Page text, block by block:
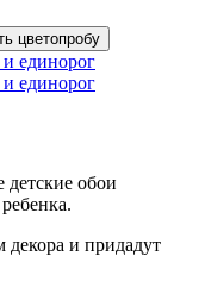
цветопробу
детские обои
и придадут